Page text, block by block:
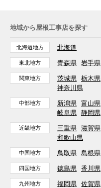
地域から屋根工事店を探す
北海道地方 北海道
東北地方 青森県 岩手県
関東地方 茨城県 栃木県
神奈川県
中部地方 新潟県 富山県
岐阜県 静岡県
近畿地方 三重県 滋賀県
和歌山県
中国地方 鳥取県 島根県
四国地方 徳島県 香川県
九州地方 福岡県 佐賀県